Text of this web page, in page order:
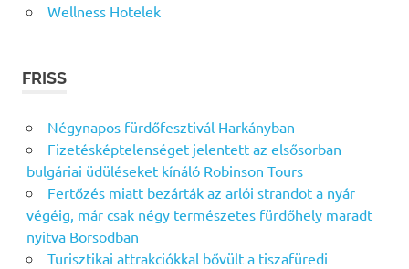
Wellness Hotelek
FRISS
Négynapos fürdőfesztivál Harkányban
Fizetésképtelenséget jelentett az elsősorban
bulgáriai üdüléseket kínáló Robinson Tours
Fertőzés miatt bezárták az arlói strandot a nyár
végéig, már csak négy természetes fürdőhely maradt
nyitva Borsodban
Turisztikai attrakciókkal bővült a tiszafüredi